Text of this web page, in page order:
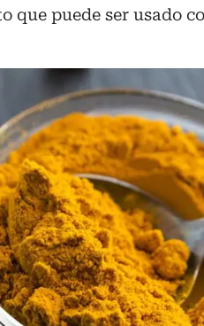
que puede ser usado